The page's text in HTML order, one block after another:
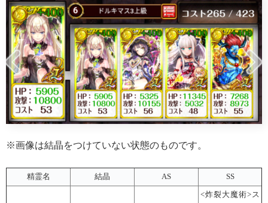
※画像は結晶をつけていない状態のものです。
精霊名 結晶 AS SS
<炸裂大魔術>ス